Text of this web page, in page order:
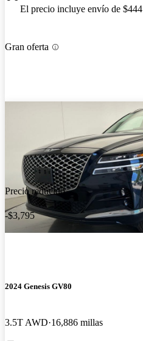
El precio incluye envío de $444
Gran oferta
Precio reducido
-$3,795
2024 Genesis GV80
3.5T AWD 16,886 millas